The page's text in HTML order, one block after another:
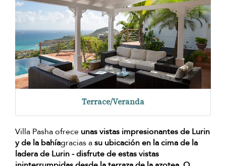
Terrace/Veranda
Villa Pasha ofrece unas vistas impresionantes de Lurin
y de la bahíagracias asu ubicación en la cima de la
ladera de Lurin - disfrute de estas vistas